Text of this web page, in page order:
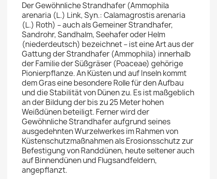
Der Gewöhnliche Strandhafer (Ammophila
arenaria (L.) Link, Syn.: Calamagrostis arenaria
(L.) Roth) – auch als Gemeiner Strandhafer,
Sandrohr, Sandhalm, Seehafer oder Helm
(niederdeutsch) bezeichnet – ist eine Art aus der
Gattung der Strandhafer (Ammophila) innerhalb
der Familie der Süßgräser (Poaceae) gehörige
Pionierpflanze. An Küsten und auf Inseln kommt
dem Gras eine besondere Rolle für den Aufbau
und die Stabilität von Dünen zu. Es ist maßgeblich
an der Bildung der bis zu 25 Meter hohen
Weißdünen beteiligt. Ferner wird der
Gewöhnliche Strandhafer aufgrund seines
ausgedehnten Wurzelwerkes im Rahmen von
Küstenschutzmaßnahmen als Erosionsschutz zur
Befestigung von Randdünen, heute seltener auch
auf Binnendünen und Flugsandfeldern,
angepflanzt.